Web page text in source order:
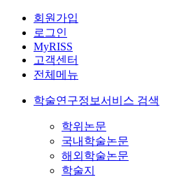
회원가입
로그인
MyRISS
고객센터
전체메뉴
학술연구정보서비스 검색
학위논문
국내학술논문
해외학술논문
학술지